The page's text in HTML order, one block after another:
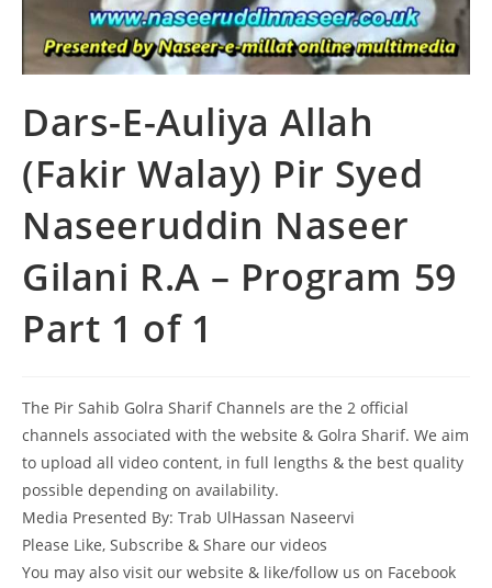
Dars-E-Auliya Allah
(Fakir Walay) Pir Syed
Naseeruddin Naseer
Gilani R.A – Program 59
Part 1 of 1
The Pir Sahib Golra Sharif Channels are the 2 official
channels associated with the website & Golra Sharif. We aim
to upload all video content, in full lengths & the best quality
possible depending on availability.
Media Presented By: Trab UlHassan Naseervi
Please Like, Subscribe & Share our videos
You may also visit our website & like/follow us on Facebook